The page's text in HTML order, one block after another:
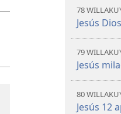
78
Jesús
79
Jesús
80
Jesús 12